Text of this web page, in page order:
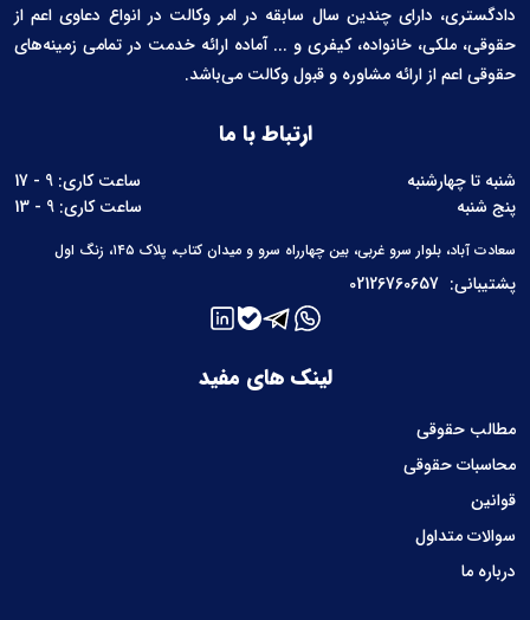
دادگستری، دارای چندین سال سابقه در امر وکالت در انواع دعاوی اعم از
حقوقی، ملکی، خانواده، کیفری و ... آماده ارائه خدمت در تمامی زمینه‌های
حقوقی اعم از ارائه مشاوره و قبول وکالت می‌باشد.
لینک های مفید
مطالب حقوقی
محاسبات حقوقی
قوانین
سوالات متداول
درباره ما
ارتباط با ما
شنبه تا چهارشنبه
ساعت کاری: 9 - 17
پنج شنبه
ساعت کاری: 9 - 13
سعادت آباد، بلوار سرو غربی، بین چهارراه سرو و میدان کتاب، پلاک ۱۴۵، زنگ اول
پشتیبانی: 02126760657